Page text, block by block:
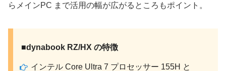
らメインPC まで活用の幅が広がるところもポイント。
■dynabook RZ/HX の特徴
インテル Core Ultra 7 プロセッサー 155H と